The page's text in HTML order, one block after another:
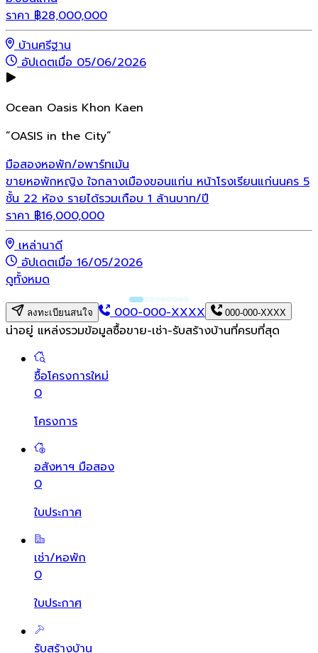
ราคา ฿28,000,000
บ้านศรีฐาน
อัปเดตเมื่อ 05/06/2026
Ocean Oasis Khon Kaen
“OASIS in the City”
มือสองหอพัก/อพาร์ทเม้น
ขายหอพักหญิง ใจกลางเมืองขอนแก่น หน้าโรงเรียนแก่นนคร 5
ชั้น 22 ห้อง รายได้รวมเกือบ 1 ล้านบาท/ปี
ราคา ฿16,000,000
เหล่านาดี
อัปเดตเมื่อ 16/05/2026
ดูทั้งหมด
ลงทะเบียนสนใจ 000-000-XXXX 000-000-XXXX
น่าอยู่ แหล่งรวมข้อมูลซื้อขาย-เช่า-รับสร้างบ้านที่ครบที่สุด
ซื้อโครงการใหม่
0
โครงการ
อสังหาฯ มือสอง
0
ใบประกาศ
เช่า/หอพัก
0
ใบประกาศ
รับสร้างบ้าน